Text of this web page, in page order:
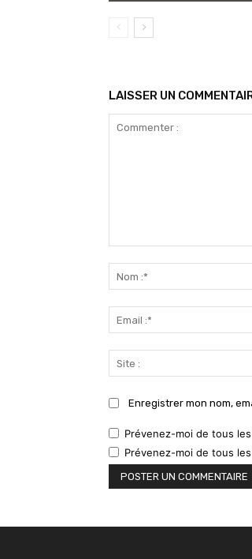
LAISSER UN
Enregistrer mon nom,
Prévenez-moi de tous
Prévenez-moi de tous